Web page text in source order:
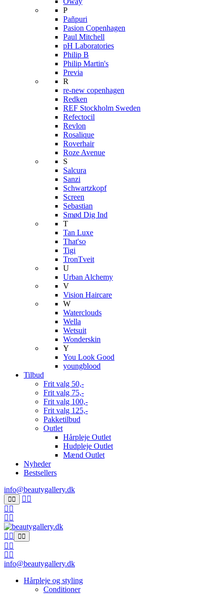
P
Pañpuri
Pasion Copenhagen
Paul Mitchell
pH Laboratories
Philip B
Philip Martin's
Previa
R
re-new copenhagen
Redken
REF Stockholm Sweden
Refectocil
Revlon
Rosalique
Roverhair
Roze Avenue
S
Salcura
Sanzi
Schwartzkopf
Screen
Sebastian
Smød Dig Ind
T
Tan Luxe
That'so
Tigi
TronTveit
U
Urban Alchemy
V
Vision Haircare
W
Waterclouds
Wella
Wetsuit
Wonderskin
Y
You Look Good
youngblood
Tilbud
Frit valg 50,-
Frit valg 75,-
Frit valg 100,-
Frit valg 125,-
Pakketilbud
Outlet
Hårpleje Outlet
Hudpleje Outlet
Mænd Outlet
Nyheder
Bestsellers
info@beautygallery.dk
info@beautygallery.dk
Hårpleje og styling
Conditioner